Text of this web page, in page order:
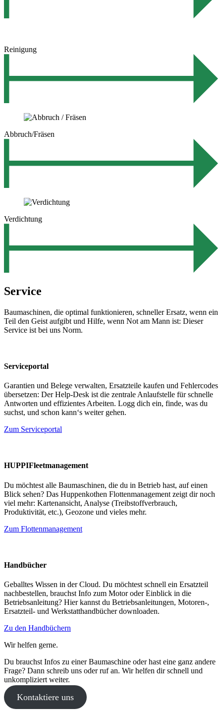
Reinigung
Abbruch/Fräsen
Verdichtung
Service
Baumaschinen, die optimal funktionieren, schneller Ersatz, wenn ein
Teil den Geist aufgibt und Hilfe, wenn Not am Mann ist: Dieser
Service ist bei uns Norm.
Serviceportal
Garantien und Belege verwalten, Ersatzteile kaufen und Fehlercodes
übersetzen: Der Help-Desk ist die zentrale Anlaufstelle für schnelle
Antworten und effizientes Arbeiten. Logg dich ein, finde, was du
suchst, und schon kann‘s weiter gehen.
Zum Serviceportal
HUPPIFleetmanagement
Du möchtest alle Baumaschinen, die du in Betrieb hast, auf einen
Blick sehen? Das Huppenkothen Flottenmanagement zeigt dir noch
viel mehr: Kartenansicht, Analyse (Treibstoffverbrauch,
Produktivität, etc.), Geozone und vieles mehr.
Zum Flottenmanagement
Handbücher
Geballtes Wissen in der Cloud. Du möchtest schnell ein Ersatzteil
nachbestellen, brauchst Info zum Motor oder Einblick in die
Betriebsanleitung? Hier kannst du Betriebsanleitungen, Motoren-,
Ersatzteil- und Werkstatthandbücher downloaden.
Zu den Handbüchern
Wir helfen gerne.
Du brauchst Infos zu einer Baumaschine oder hast eine ganz andere
Frage? Dann schreib uns oder ruf an. Wir helfen dir schnell und
unkompliziert weiter.
Kontaktiere uns